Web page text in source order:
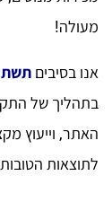
מעולה!
אנו בסיבים
בתהליך של
האתר, וייעוץ
לתוצאות